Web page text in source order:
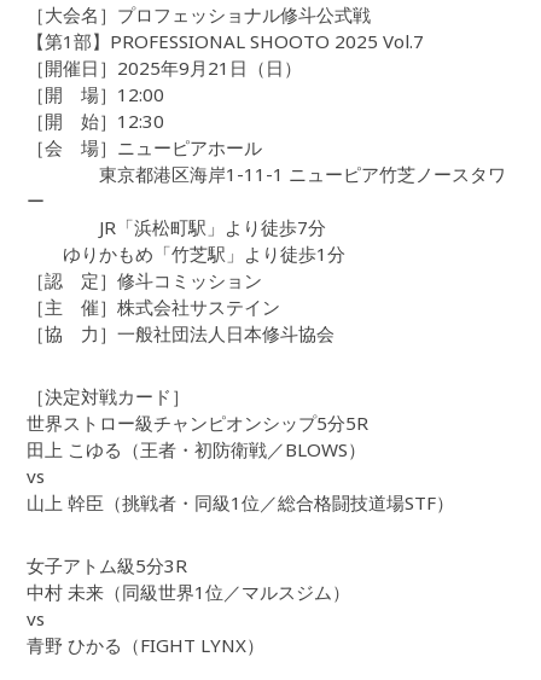
［大会名］プロフェッショナル修斗公式戦
【第1部】PROFESSIONAL SHOOTO 2025 Vol.7
［開催日］2025年9月21日（日）
［開 場］12:00
［開 始］12:30
［会 場］ニューピアホール
東京都港区海岸1-11-1 ニューピア竹芝ノースタワ
ー
JR「浜松町駅」より徒歩7分
ゆりかもめ「竹芝駅」より徒歩1分
［認 定］修斗コミッション
［主 催］株式会社サステイン
［協 力］一般社団法人日本修斗協会
［決定対戦カード］
世界ストロー級チャンピオンシップ5分5R
田上 こゆる（王者・初防衛戦／BLOWS）
vs
山上 幹臣（挑戦者・同級1位／総合格闘技道場STF）
女子アトム級5分3R
中村 未来（同級世界1位／マルスジム）
vs
青野 ひかる（FIGHT LYNX）